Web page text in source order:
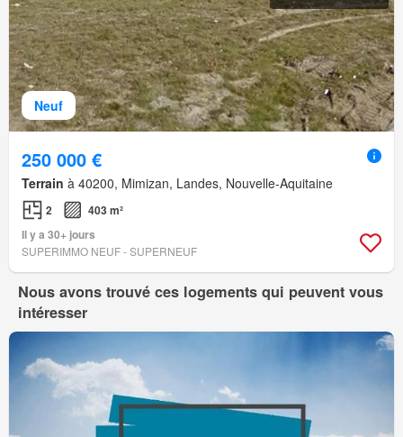
Neuf
250 000 €
Terrain à 40200, Mimizan, Landes, Nouvelle-Aquitaine
2
403 m²
Il y a 30+ jours
SUPERIMMO NEUF - SUPERNEUF
Nous avons trouvé ces logements qui peuvent vous
intéresser